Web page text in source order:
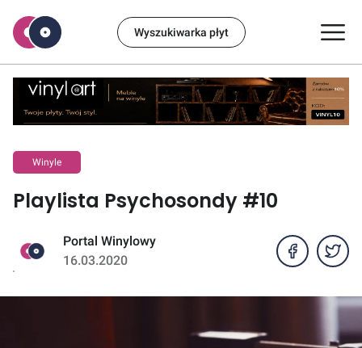
Wyszukiwarka płyt
Winyle
Playlista Psychosondy #10
Portal Winylowy
16.03.2020